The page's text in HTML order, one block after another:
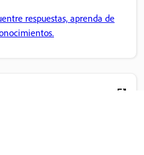
respuestas, aprenda de